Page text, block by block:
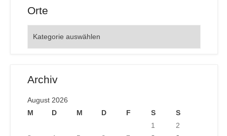
Orte
Archiv
August 2026
M
D M D F S
S
1
2